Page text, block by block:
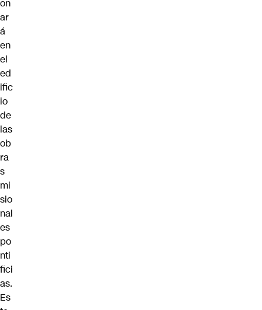
on
ar
á
en
el
ed
ific
io
de
las
ob
ra
s
mi
sio
nal
es
po
nti
fici
as.
Es